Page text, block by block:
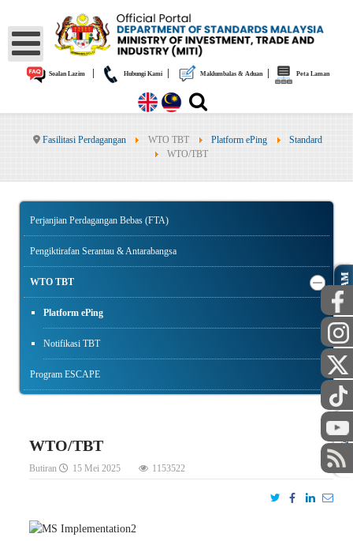
Soalan Lazim| Hubungi Kami| Maklumbalas & Aduan| Peta Laman
Fasilitasi Perdagangan WTO TBT Platform ePing
Standard
WTO/TBT
Perjanjian Perdagangan Bebas (FTA)
Pengiktirafan Serantau & Antarabangsa
WTO TBT
Platform ePing
Notifikasi TBT
Program ESCAPE
WTO/TBT
Butiran 15 Mei 2025 1153522
AWAM
STAF